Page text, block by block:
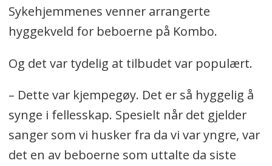
Sykehjemmenes venner arrangerte
hyggekveld for beboerne på Kombo.
Og det var tydelig at tilbudet var populært.
– Dette var kjempegøy. Det er så hyggelig å
synge i fellesskap. Spesielt når det gjelder
sanger som vi husker fra da vi var yngre, var
det en av beboerne som uttalte da siste